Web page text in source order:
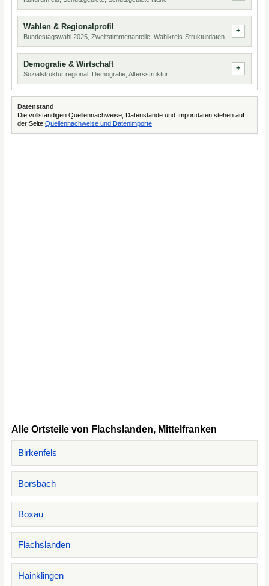
Wahlen & Regionalprofil
Bundestagswahl 2025, Zweitstimmenanteile, Wahlkreis-Strukturdaten
Demografie & Wirtschaft
Sozialstruktur regional, Demografie, Altersstruktur
Datenstand
Die vollständigen Quellennachweise, Datenstände und Importdaten stehen auf
der Seite Quellennachweise und Datenimporte
Alle Ortsteile von Flachslanden, Mittelfranken
Birkenfels
Borsbach
Boxau
Flachslanden
Hainklingen